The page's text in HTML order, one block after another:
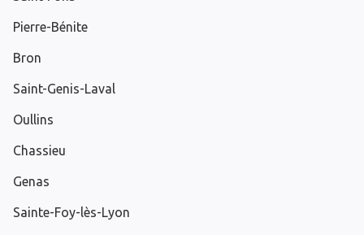
Pierre-Bénite
Bron
Saint-Genis-Laval
Oullins
Chassieu
Genas
Sainte-Foy-lès-Lyon